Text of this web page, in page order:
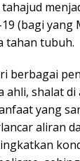
(bagi
tahan tubuh.
berbagai
ahli, shalat di
yang
aliran